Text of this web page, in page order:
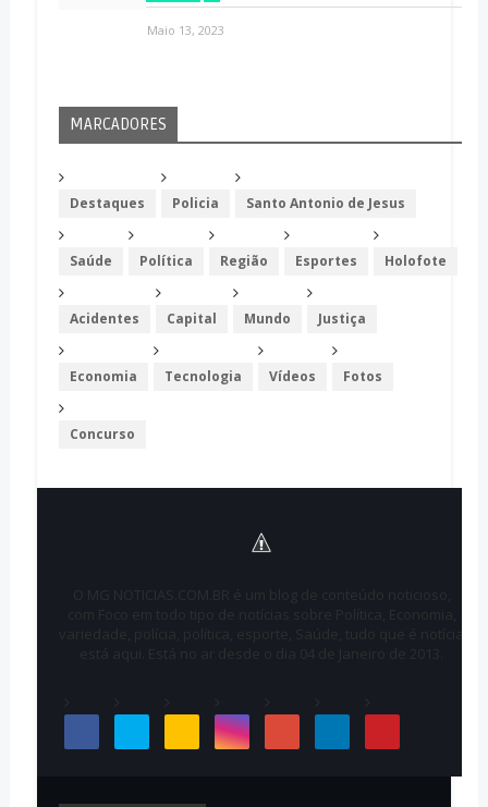
Maio 13, 2023
MARCADORES
Destaques Policia Santo Antonio de Jesus
Saúde Política Região Esportes Holofote
Acidentes Capital Mundo Justiça
Economia Tecnologia Vídeos Fotos
Concurso